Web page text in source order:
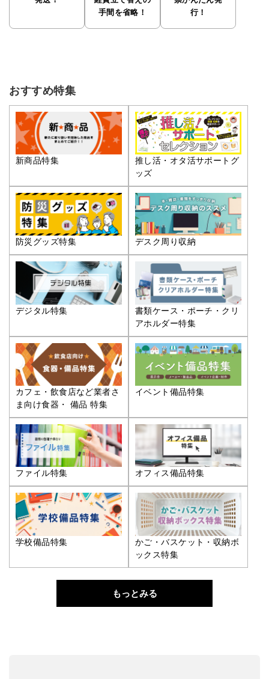
手間を省略！
行！
おすすめ特集
新商品特集
推し活・オタ活サポートグ
ッズ
防災グッズ特集 デスク周り収納
デジタル特集
書類ケース・ポーチ・クリ
アホルダー特集
カフェ・飲食店など業者さ
ま向け食器・ 備品 特集
イベント備品特集
ファイル特集 オフィス備品特集
学校備品特集
かご・バスケット・収納ボ
ックス特集
もっとみる